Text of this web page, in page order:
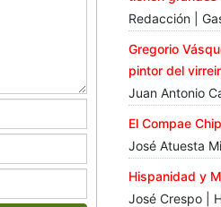
Redacción |
Gregorio
pintor del
Juan Antonio
El Compae
José Atuesta
Hispanidad y
José Crespo |